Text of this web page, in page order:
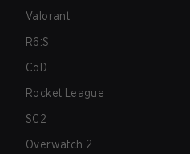
Valorant
R6:S
CoD
Rocket League
SC2
Overwatch 2